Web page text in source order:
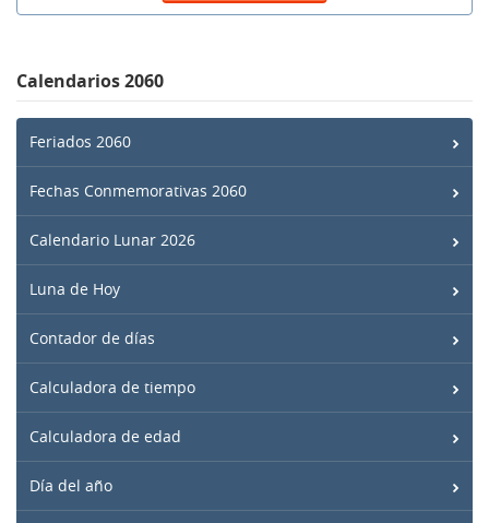
Calendarios 2060
Feriados 2060
Fechas Conmemorativas 2060
Calendario Lunar 2026
Luna de Hoy
Contador de días
Calculadora de tiempo
Calculadora de edad
Día del año